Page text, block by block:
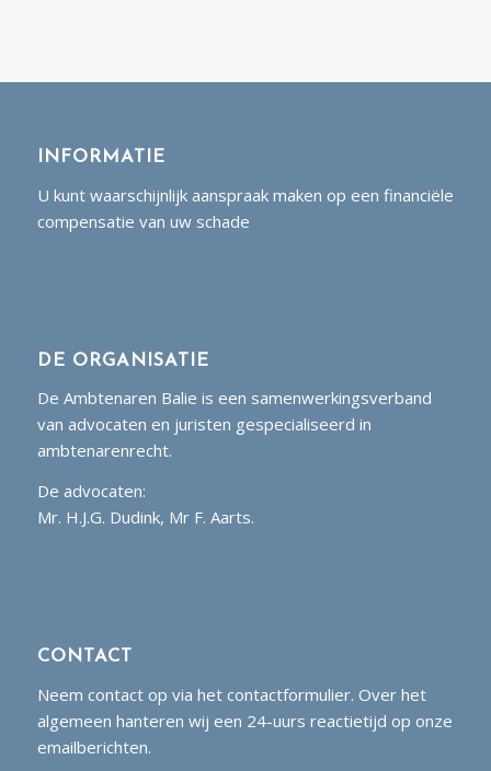
INFORMATIE
U kunt waarschijnlijk aanspraak maken op een financiële
compensatie van uw schade
DE ORGANISATIE
De Ambtenaren Balie is een samenwerkingsverband
van advocaten en juristen gespecialiseerd in
ambtenarenrecht.
De advocaten:
Mr. H.J.G. Dudink, Mr F. Aarts.
CONTACT
Neem contact op via het contactformulier. Over het
algemeen hanteren wij een 24-uurs reactietijd op onze
emailberichten.